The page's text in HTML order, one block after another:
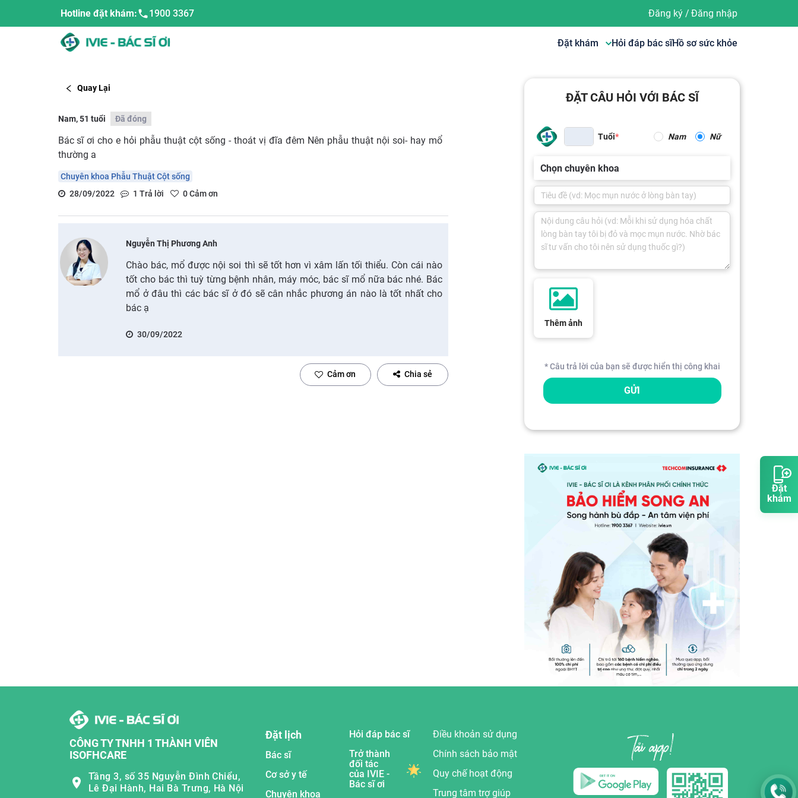
Đặt
khám
Hotline đặt khám: 1900 3367 Đăng ký/ Đăng nhập
Đặt khám Hỏi đáp bác sĩHồ sơ sức khỏe
Quay Lại
Nam, 51 tuổi Đã đóng
Bác sĩ ơi cho e hỏi phẫu thuật cột sống - thoát vị đĩa đêm Nên phẫu thuật nội soi- hay mổ
thường a
Chuyên khoa Phẫu Thuật Cột sống
28/09/2022
1 Trả lời 0Cảm ơn
Nguyễn Thị Phương Anh
Chào bác, mổ được nội soi thì sẽ tốt hơn vì xâm lấn tối thiểu. Còn cái nào
tốt cho bác thì tuỳ từng bệnh nhân, máy móc, bác sĩ mổ nữa bác nhé. Bác
mổ ở đâu thì các bác sĩ ở đó sẽ cân nhắc phương án nào là tốt nhất cho
bác ạ
30/09/2022
Cảm ơn Chia sẻ
ĐẶT CÂU HỎI VỚI BÁC SĨ
Tuổi Nam Nữ
Chọn chuyên khoa
Thêm ảnh
* Câu trả lời của bạn sẽ được hiển thị công khai
GỬI
CÔNG TY TNHH 1 THÀNH VIÊN
ISOFHCARE
Tầng 3, số 35 Nguyễn Đình Chiểu,
Lê Đại Hành, Hai Bà Trưng, Hà Nội
Đặt lịch
Bác sĩ
Cơ sở y tế
Chuyên khoa
Hỏi đáp bác sĩ
Trở thành
đối tác
của IVIE -
Bác sĩ ơi
Điều khoản sử dụng
Chính sách bảo mật
Quy chế hoạt động
Trung tâm trợ giúp